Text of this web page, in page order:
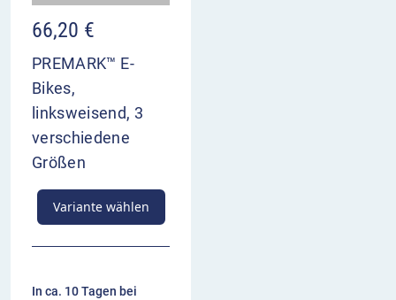
66,20 €
PREMARK™ E-
Bikes,
linksweisend, 3
verschiedene
Größen
Variante wählen
In ca. 10 Tagen bei